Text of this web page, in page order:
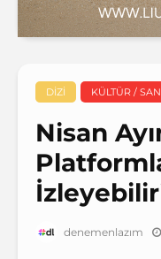
DIZI KÜLTÜR /
Nisan
denemenlazım